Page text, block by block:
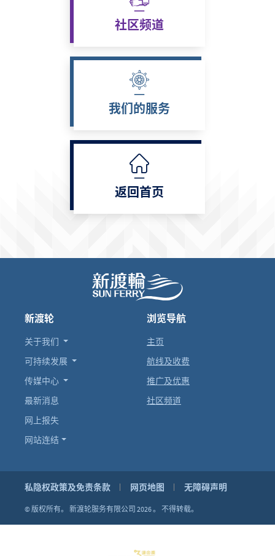
社区频道
我们的服务
返回首页
新渡轮
关于我们
可持续发展
传媒中心
最新消息
网上报失
网站连结
浏览导航
主页
航线及收费
推广及优惠
社区频道
私隐权政策及免责条款 网页地图 无障碍声明
© 版权所有。 新渡轮服务有限公司 2026 。 不得转载。